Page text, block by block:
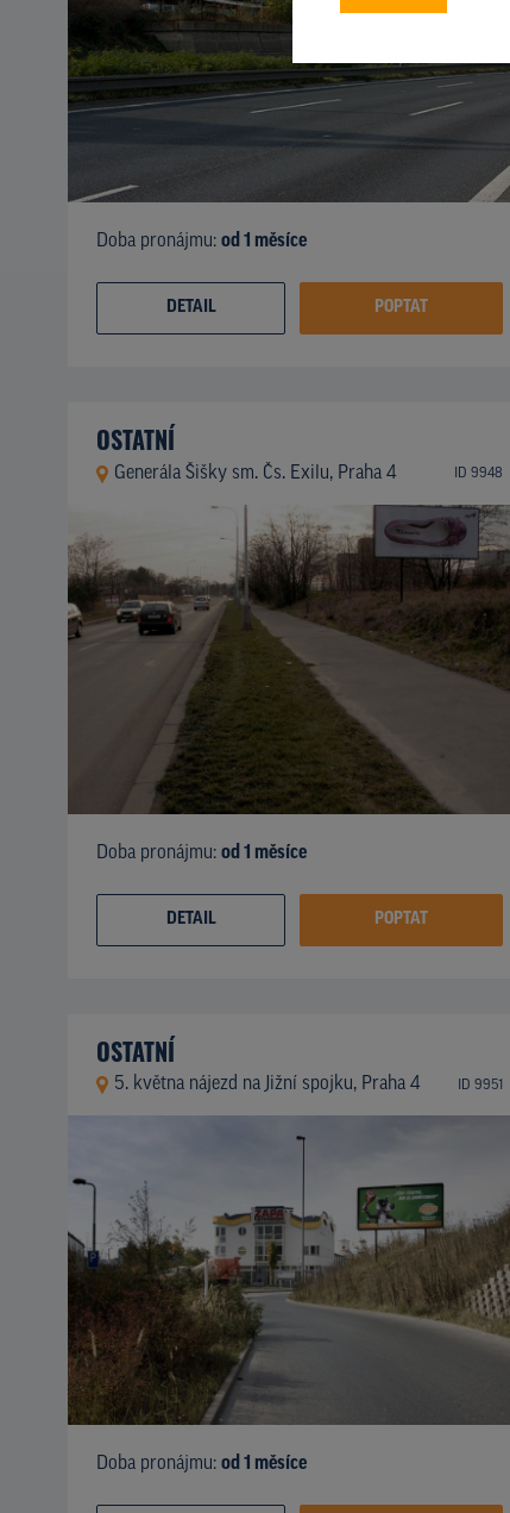
Doba pronájmu: od 1 měsíce
DETAIL POPTAT
OSTATNÍ
Generála Šišky sm. Čs. Exilu, Praha 4 ID 9948
Doba pronájmu: od 1 měsíce
DETAIL POPTAT
OSTATNÍ
5. května nájezd na Jižní spojku, Praha 4 ID 9951
Doba pronájmu: od 1 měsíce